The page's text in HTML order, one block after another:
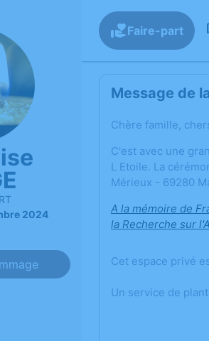
2024
Faire-part
Message de
Chère famille,
C'est avec une
L Etoile. La
Mérieux - 69280
A la mémoire de
la Recherche sur
Cet espace privé
Un service de